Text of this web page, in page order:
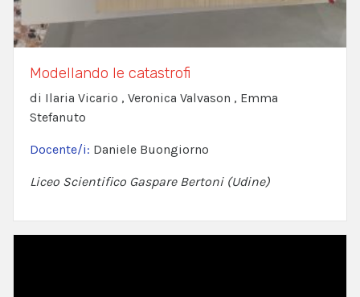
Modellando le catastrofi
di Ilaria Vicario , Veronica Valvason , Emma
Stefanuto
Docente/i: Daniele Buongiorno
Liceo Scientifico Gaspare Bertoni (Udine)